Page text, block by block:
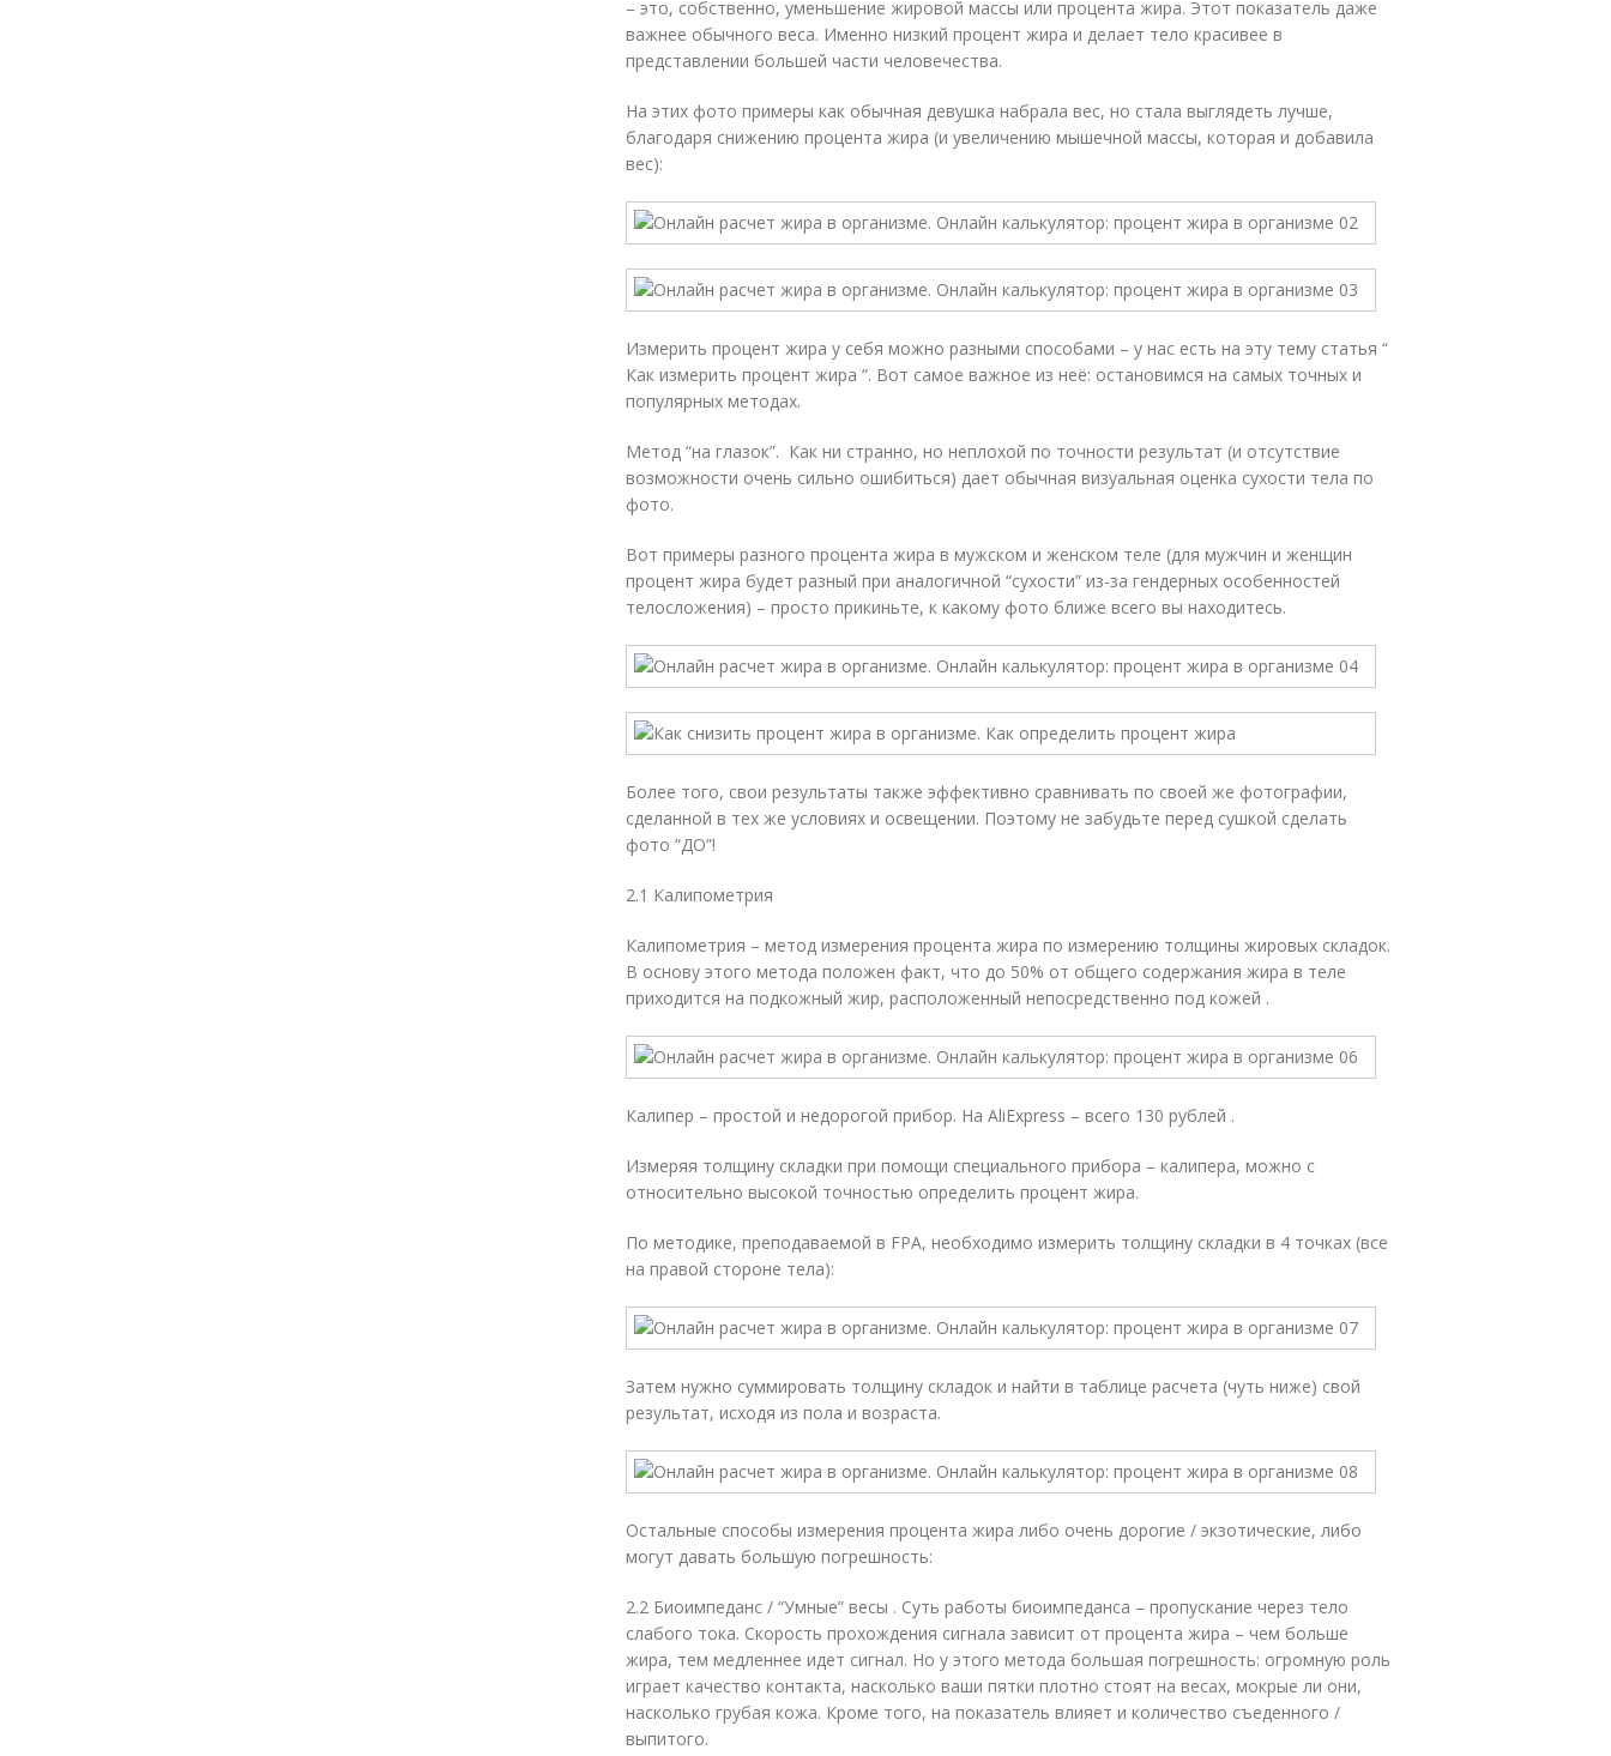
– это, собственно, уменьшение жировой массы или процента жира. Этот показатель даже
важнее обычного веса. Именно низкий процент жира и делает тело красивее в
представлении большей части человечества.
На этих фото примеры как обычная девушка набрала вес, но стала выглядеть лучше,
благодаря снижению процента жира (и увеличению мышечной массы, которая и добавила
вес):
Измерить процент жира у себя можно разными способами – у нас есть на эту тему статья “
Как измерить процент жира “. Вот самое важное из неё: остановимся на самых точных и
популярных методах.
Метод “на глазок”. Как ни странно, но неплохой по точности результат (и отсутствие
возможности очень сильно ошибиться) дает обычная визуальная оценка сухости тела по
фото.
Вот примеры разного процента жира в мужском и женском теле (для мужчин и женщин
процент жира будет разный при аналогичной “сухости” из-за гендерных особенностей
телосложения) – просто прикиньте, к какому фото ближе всего вы находитесь.
Более того, свои результаты также эффективно сравнивать по своей же фотографии,
сделанной в тех же условиях и освещении. Поэтому не забудьте перед сушкой сделать
фото “ДО”!
2.1 Калипометрия
Калипометрия – метод измерения процента жира по измерению толщины жировых складок.
В основу этого метода положен факт, что до 50% от общего содержания жира в теле
приходится на подкожный жир, расположенный непосредственно под кожей .
Калипер – простой и недорогой прибор. На AliExpress – всего 130 рублей .
Измеряя толщину складки при помощи специального прибора – калипера, можно с
относительно высокой точностью определить процент жира.
По методике, преподаваемой в FPA, необходимо измерить толщину складки в 4 точках (все
на правой стороне тела):
Затем нужно суммировать толщину складок и найти в таблице расчета (чуть ниже) свой
результат, исходя из пола и возраста.
Остальные способы измерения процента жира либо очень дорогие / экзотические, либо
могут давать большую погрешность:
2.2 Биоимпеданс / “Умные” весы . Суть работы биоимпеданса – пропускание через тело
слабого тока. Скорость прохождения сигнала зависит от процента жира – чем больше
жира, тем медленнее идет сигнал. Но у этого метода большая погрешность: огромную роль
играет качество контакта, насколько ваши пятки плотно стоят на весах, мокрые ли они,
насколько грубая кожа. Кроме того, на показатель влияет и количество съеденного /
выпитого.